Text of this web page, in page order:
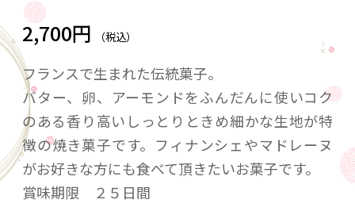
2,700円 （税込）
フランスで生まれた伝統菓子。
バター、卵、アーモンドをふんだんに使いコク
のある香り高いしっとりときめ細かな生地が特
徴の焼き菓子です。フィナンシェやマドレーヌ
がお好きな方にも食べて頂きたいお菓子です。
賞味期限 ２５日間